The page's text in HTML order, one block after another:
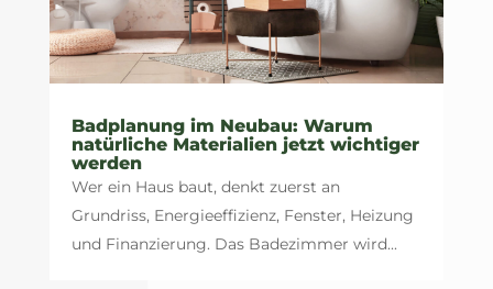
Badplanung im Neubau: Warum
natürliche Materialien jetzt wichtiger
werden
Wer ein Haus baut, denkt zuerst an
Grundriss, Energieeffizienz, Fenster, Heizung
und Finanzierung. Das Badezimmer wird...